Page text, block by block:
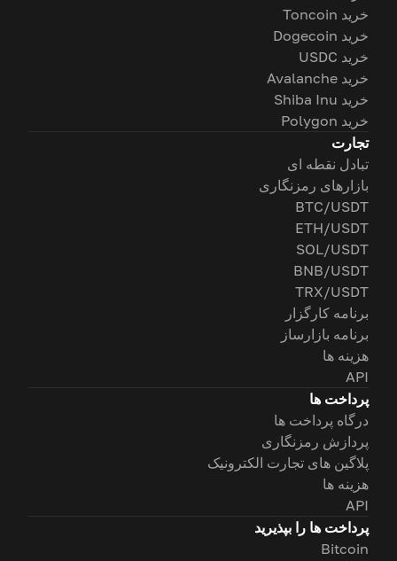
خرید Toncoin
خرید Dogecoin
خرید USDC
خرید Avalanche
خرید Shiba Inu
خرید Polygon
تجارت
تبادل نقطه ای
بازارهای رمزنگاری
BTC/USDT
ETH/USDT
SOL/USDT
BNB/USDT
TRX/USDT
برنامه کارگزار
برنامه بازارساز
هزینه ها
API
پرداخت ها
درگاه پرداخت ها
پردازش رمزنگاری
پلاگین های تجارت الکترونیک
هزینه ها
API
پرداخت ها را بپذیرید
Bitcoin